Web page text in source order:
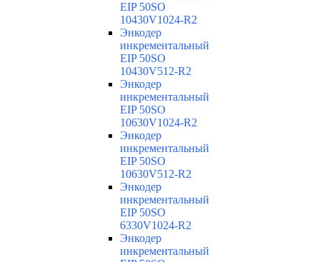
EIP 50SO
10430V1024-R2
Энкодер
инкрементальный
EIP 50SO
10430V512-R2
Энкодер
инкрементальный
EIP 50SO
10630V1024-R2
Энкодер
инкрементальный
EIP 50SO
10630V512-R2
Энкодер
инкрементальный
EIP 50SO
6330V1024-R2
Энкодер
инкрементальный